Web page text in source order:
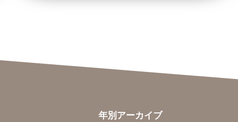
年別アーカイブ